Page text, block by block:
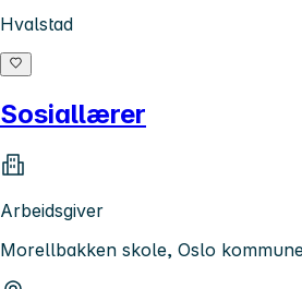
Hvalstad
Sosiallærer
Arbeidsgiver
Morellbakken skole, Oslo